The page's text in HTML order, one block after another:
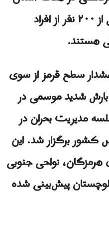
کشور، گزارش داد که بیش از ۲۰۰ نفر از افراد
هستند.
هشدار سطح قرمز از سوی
شدید موسمی در
مدیریت بحران در
کشور برگزار شد. این
هرمزگان، نواحی جنوبی
پیش‌بینی شده